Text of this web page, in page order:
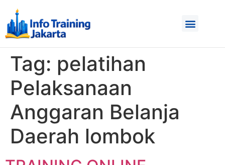
Tag: pelatihan
Pelaksanaan
Anggaran Belanja
Daerah lombok